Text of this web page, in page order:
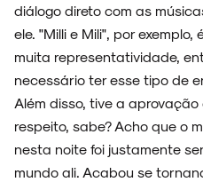
diálogo direto com as
ele. "Milli e Mili", por
muita representatividade,
necessário ter esse tipo de
Além disso, tive a
respeito, sabe? Acho que o
nesta noite foi justamente
mundo ali. Acabou se